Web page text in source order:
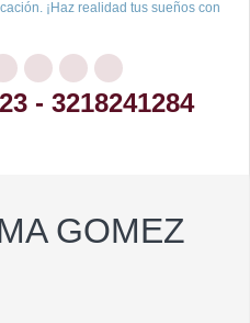
¡Haz realidad tus sueños con
- 3218241284
GOMEZ